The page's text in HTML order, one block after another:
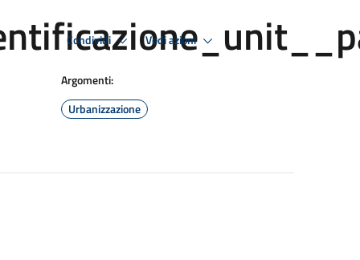
Condividi Vedi azioni
Argomenti:
Urbanizzazione